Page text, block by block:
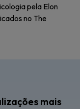
pela Elon
no The
mais